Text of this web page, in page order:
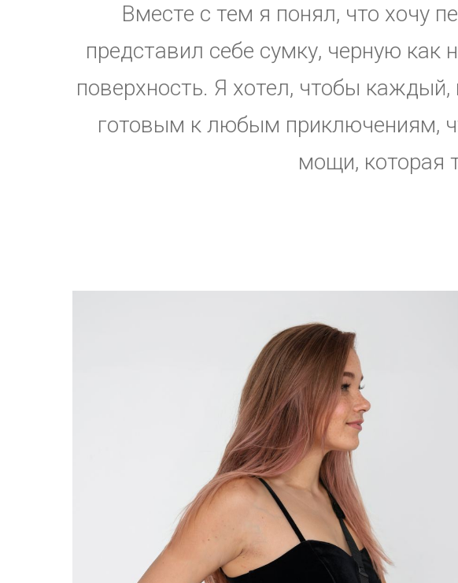
Вместе с тем я понял, что хочу
представил себе сумку, черную
поверхность. Я хотел, чтобы
готовым к любым приключениям,
мощи, которая